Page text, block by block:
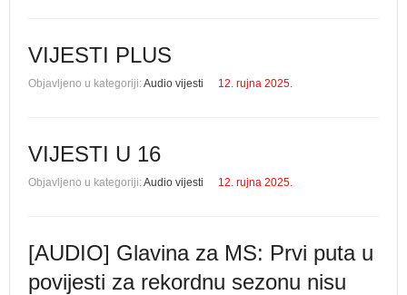
VIJESTI PLUS
Objavljeno u kategoriji:Audio vijesti 12. rujna 2025.
VIJESTI U 16
Objavljeno u kategoriji:Audio vijesti 12. rujna 2025.
[AUDIO] Glavina za MS: Prvi puta u
povijesti za rekordnu sezonu nisu